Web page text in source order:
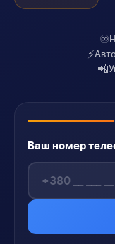
♾️
⚡
📲
Ваш номер